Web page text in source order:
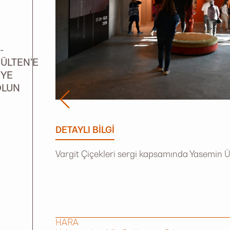
DETAYLI BILGI
Vargit Çiçekleri sergi kapsamında Yasemin
HARA